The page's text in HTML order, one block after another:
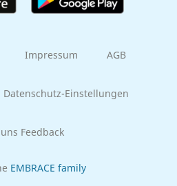
Impressum AGB
Datenschutz-Einstellungen
Feedback
EMBRACE family